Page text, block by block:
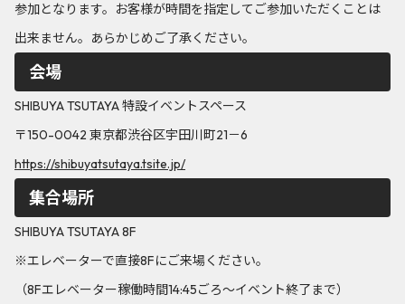
参加となります。お客様が時間を指定してご参加いただくことは
出来ません。あらかじめご了承ください。
会場
SHIBUYA TSUTAYA 特設イベントスペース
〒150-0042 東京都渋谷区宇田川町21－6
https://shibuyatsutaya.tsite.jp/
集合場所
SHIBUYA TSUTAYA 8F
※エレベーターで直接8Fにご来場ください。
（8Fエレベーター稼働時間14:45ごろ～イベント終了まで）